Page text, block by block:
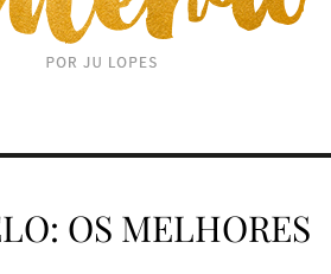
OS MELHORES